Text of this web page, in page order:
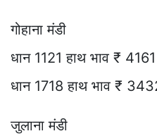
गोहाना मंडी
धान 1121 हाथ भाव ₹
धान 1718 हाथ भाव ₹
जुलाना मंडी